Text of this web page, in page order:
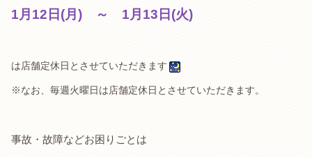
1月12日(月) ～ 1月13日(火)
は店舗定休日とさせていただきます
※なお、毎週火曜日は店舗定休日とさせていただきます。
事故・故障などお困りごとは